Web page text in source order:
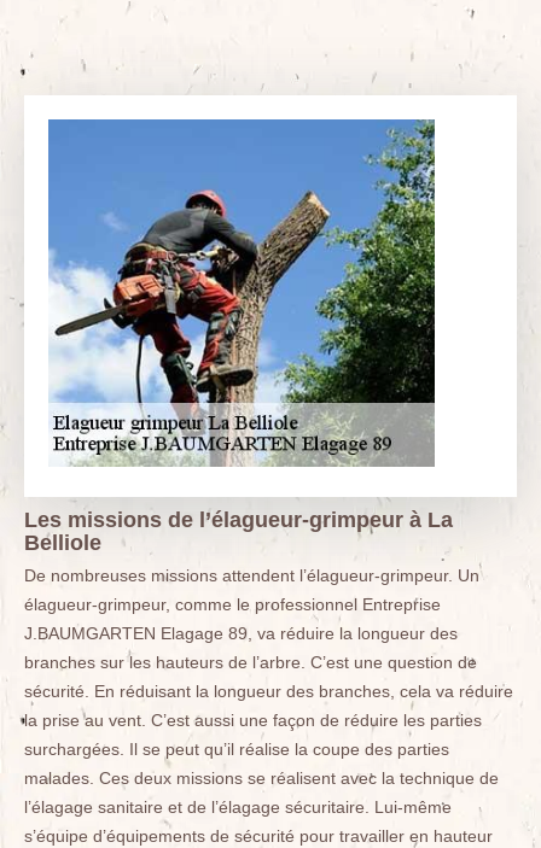
Les missions de l’élagueur-grimpeur à La
Belliole
De nombreuses missions attendent l’élagueur-grimpeur. Un
élagueur-grimpeur, comme le professionnel Entreprise
J.BAUMGARTEN Elagage 89, va réduire la longueur des
branches sur les hauteurs de l’arbre. C’est une question de
sécurité. En réduisant la longueur des branches, cela va réduire
la prise au vent. C’est aussi une façon de réduire les parties
surchargées. Il se peut qu’il réalise la coupe des parties
malades. Ces deux missions se réalisent avec la technique de
l’élagage sanitaire et de l’élagage sécuritaire. Lui-même
s’équipe d’équipements de sécurité pour travailler en hauteur